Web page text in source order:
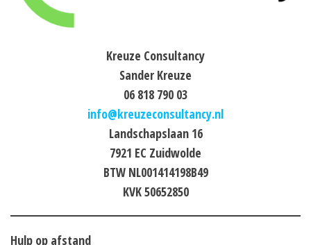
Kreuze Consultancy
Sander Kreuze
06 818 790 03
info@kreuzeconsultancy.nl
Landschapslaan 16
7921 EC Zuidwolde
BTW NL001414198B49
KVK 50652850
Hulp op afstand